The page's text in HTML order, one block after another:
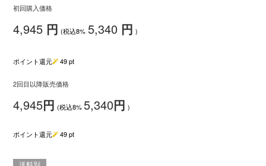
初回購入価格
4,945 円 (税込8% 5,340 円 )
ポイント還元 49pt
2回目以降販売価格
4,945円 (税込8%5,340円 )
ポイント還元 49pt
送料別